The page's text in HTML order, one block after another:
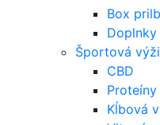
Box
Doplnky
Športová
CBD
Proteíny
Kĺbová